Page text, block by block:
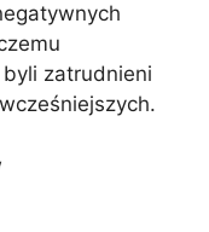
zatrudnieni